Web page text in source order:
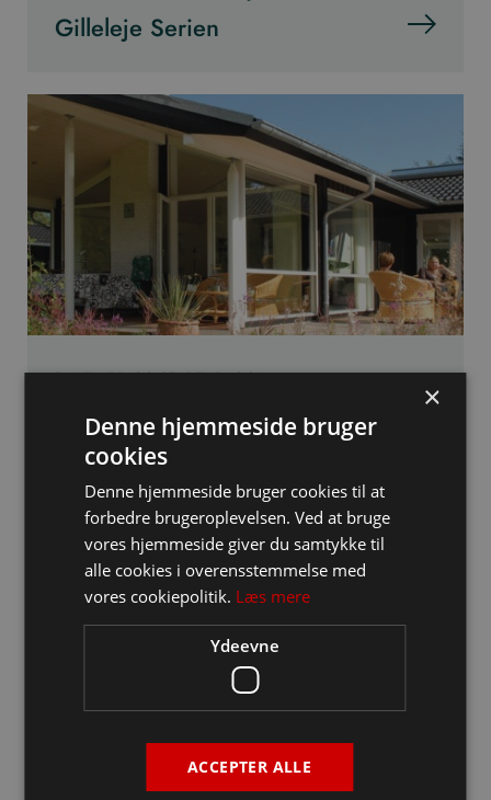
Gilleleje Serien
ENKELHED OG STILRENT LOOK
Rågeleje Serien ×
Denne hjemmeside bruger
cookies
Denne hjemmeside bruger cookies til at
forbedre brugeroplevelsen. Ved at bruge
vores hjemmeside giver du samtykke til
alle cookies i overensstemmelse med
vores cookiepolitik. Læs mere
Ydeevne
ACCEPTER ALLE